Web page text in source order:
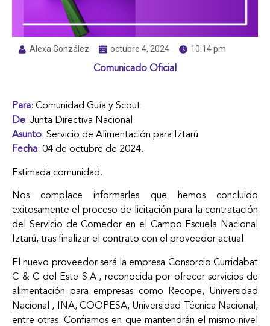
Alexa González octubre 4, 2024 10:14 pm
Comunicado Oficial
Para: Comunidad Guía y Scout
De: Junta Directiva Nacional
Asunto: Servicio de Alimentación para Iztarú
Fecha: 04 de octubre de 2024.
Estimada comunidad.
Nos complace informarles que hemos concluido
exitosamente el proceso de licitación para la contratación
del Servicio de Comedor en el Campo Escuela Nacional
Iztarú, tras finalizar el contrato con el proveedor actual.
El nuevo proveedor será la empresa Consorcio Curridabat
C & C del Este S.A., reconocida por ofrecer servicios de
alimentación para empresas como Recope, Universidad
Nacional , INA, COOPESA, Universidad Técnica Nacional,
entre otras. Confiamos en que mantendrán el mismo nivel